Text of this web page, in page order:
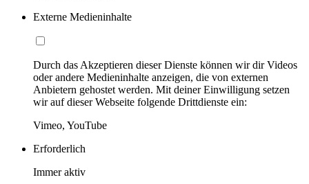
Externe Medieninhalte
Durch das Akzeptieren dieser Dienste können wir dir Videos
oder andere Medieninhalte anzeigen, die von externen
Anbietern gehostet werden. Mit deiner Einwilligung setzen
wir auf dieser Webseite folgende Drittdienste ein:
Vimeo, YouTube
Erforderlich
Immer aktiv